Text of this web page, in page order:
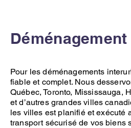
Pour les déménagements
fiable et complet. Nous
Québec,Toronto, Mississauga,
et d’autres grandes villes
les villes est planifié et exécuté
transport sécurisé de vos biens